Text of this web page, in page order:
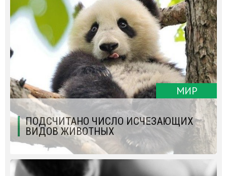
МИР
ПОДСЧИТАНО ЧИСЛО ИСЧЕЗАЮЩИХ
ВИДОВ ЖИВОТНЫХ